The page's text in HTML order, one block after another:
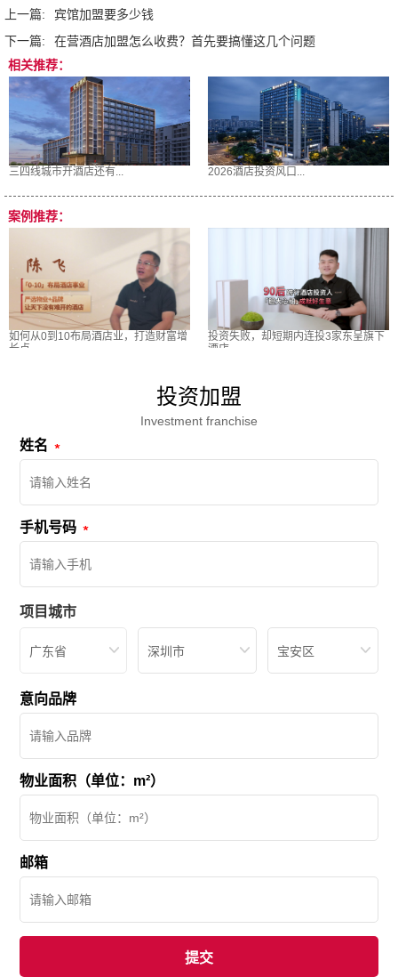
上一篇:
宾馆加盟要多少钱
下一篇:
在营酒店加盟怎么收费？首先要搞懂这几个问题
相关推荐：
三四线城市开酒店还有... 2026酒店投资风口...
案例推荐：
如何从0到10布局酒店业，打造财富增
长点
投资失败，却短期内连投3家东呈旗下
酒店
投资加盟
Investment franchise
姓名
手机号码
项目城市
广东省 深圳市 宝安区
意向品牌
物业面积（单位：m²）
邮箱